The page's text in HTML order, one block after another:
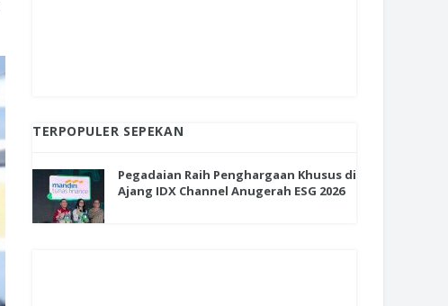
TERPOPULER SEPEKAN
Pegadaian Raih Penghargaan Khusus di
Ajang IDX Channel Anugerah ESG 2026